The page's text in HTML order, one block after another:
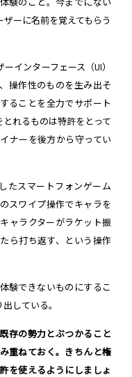
験のこと。今までにない
ーに名前を覚えてもらう
インターフェース（UI）
操作性のものを生み出そ
ることを全力でサポート
れるものは特許をとって
ナーを後方から守ってい
たスマートフォンゲーム
スワイプ操作でキャラを
ャラクターがラケット振
ら打ち返す、という操作
験できないものにするこ
している。
存の勢力とぶつかること
重ねておく。きちんと権
を使えるようにしましょ